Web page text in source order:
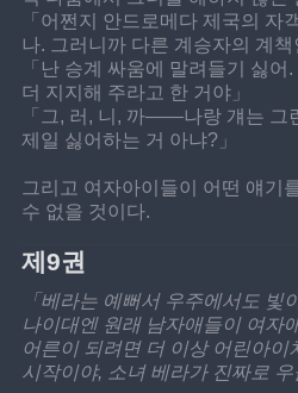
「어쩐지 안드로메다 제국의 자
나. 그러니까 다른 계승자의 계책
「난 승계 싸움에 말려들기 싫
더 지지해 주라고 한 거야」
「그, 러, 니, 까——나랑 걔는 그
제일 싫어하는 거 아냐?」
그리고 여자아이들이 어떤 얘기
수 없을 것이다.
제9권
「베라는 예뻐서 우주에서도
나이대엔 원래 남자애들이 여자
어른이 되려면 더 이상 어린아
시작이야, 소녀 베라가 진짜로